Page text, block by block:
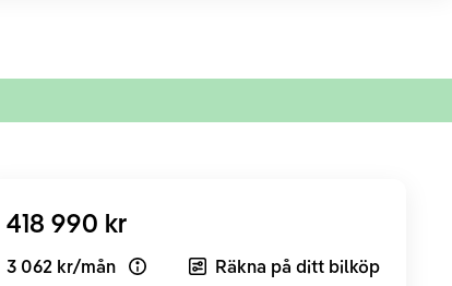
418 990 kr
3 062 kr/mån Open loan exampleRäkna på ditt bilköp